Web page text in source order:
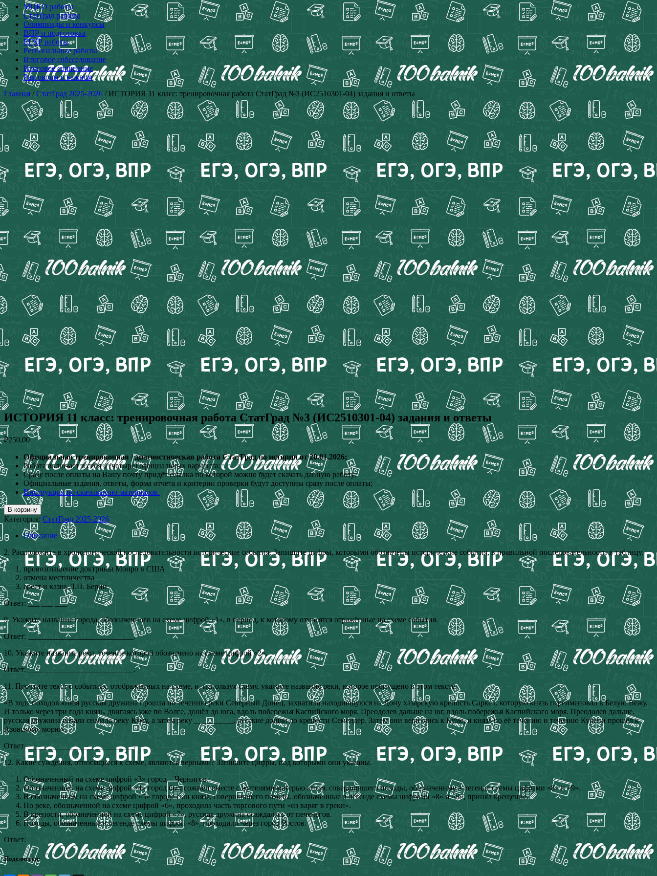
МЦКО работы
СтатГрад работы
Олимпиады и конкурсы
ВПР и подготовка
ЕГКР работы
Региональные работы
Итоговое собеседование
Итоговое сочинение
Разговоры о важном
Главная /СтатГрад 2025-2026 / ИСТОРИЯ 11 класс: тренировочная работа СтатГрад №3 (ИС2510301-04) задания и ответы
ИСТОРИЯ 11 класс: тренировочная работа СтатГрад №3 (ИС2510301-04) задания и ответы
₽250,00
Официальная тренировочная / диагностическая работа СтатГрад по истории от 20.01.2026;
Работа включает в себя 4 (четыре) официальных варианта;
Сразу после оплаты на Вашу почту придёт ссылка по которой можно будет скачать данную работу;
Официальные задания, ответы, форма отчета и критерии проверки будут доступны сразу после оплаты;
Инструкция по скачиванию материалов.
В корзину
Категория: СтатГрад 2025-2026
Описание
2. Расположите в хронологической последовательности исторические события. Запишите цифры, которыми обозначены исторические события, в правильной последовательности в таблицу.
провозглашение доктрины Монро в США
отмена местничества
арест и казнь Л.П. Берии
Ответ: ___ ___ ___
9. Укажите название города, обозначенного на схеме цифрой «1», в период, к которому относятся отражённые на схеме события.
Ответ: ___________________________.
10. Укажите название реки, течение которой обозначено на схеме цифрой «2».
Ответ: ___________________________.
11. Прочтите текст о событиях, отображённых на схеме, и, используя схему, укажите название реки, которое пропущено в этом тексте.
«В ходе походов князя русская дружина прошла по течению реки Северный Донец, захватила находившуюся на Дону хазарскую крепость Саркел, которую князь переименовал в Белую Вежу.
И только через три года князь, двигаясь уже по Волге, дошёл до юга, вдоль побережья Каспийского моря. Преодолев дальше на юг, вдоль побережья Каспийского моря. Преодолев дальше,
русская дружина начала сначала реку Куму, а затем реку __________, русские дошли до крепости Семендер. Затем они вернулись к Куме, и князь по её течению и течению Кубани прошёл к
Азовскому морю».
Ответ: ___________________________.
12. Какие суждения, относящиеся к схеме, являются верными? Запишите цифры, под которыми они указаны.
Обозначенный на схеме цифрой «3» город – Чернигов.
Обозначенный на схеме цифрой «4» город был сожжён вместе с жителями матерью князя, совершившего походы, обозначенные в легенде схемы цифрами «8» и «9».
В обозначенном на схеме цифрой «5» городе сын князя, совершившего походы, обозначенные в легенде схемы цифрами «8» и «9», принял крещение.
По реке, обозначенной на схеме цифрой «6», проходила часть торгового пути «из варяг в греки».
В крепости, обозначенной на схеме цифрой «7», русская дружина осаждалась от печенегов.
Походы, обозначенные в легенде схемы цифрой «8», проходили через город Ростов.
Ответ: ___________________________
Поделиться: